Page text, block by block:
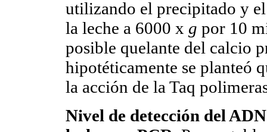
utilizando el precipitado y
la leche a 6000 x g por 10
posible quelante del calcio
hipotéticamente se planteó
la acción de la Taq
Nivel de detección del